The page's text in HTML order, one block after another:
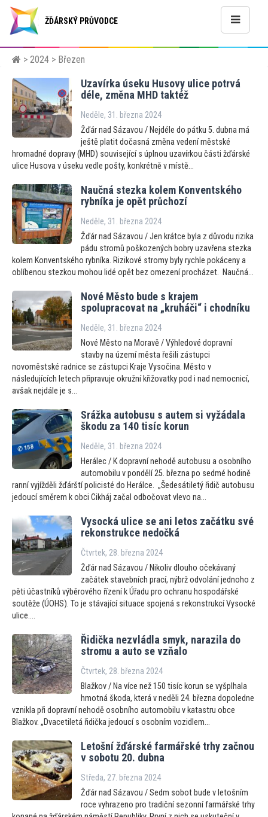
ŽĎÁRSKÝ PRŮVODCE
> 2024 > Březen
Uzavírka úseku Husovy ulice potrvá
déle, změna MHD taktéž
Neděle, 31. března 2024
Žďár nad Sázavou / Nejdéle do pátku 5. dubna má
ještě platit dočasná změna vedení městské
hromadné dopravy (MHD) související s úplnou uzavírkou části žďárské
ulice Husova v úseku vedle pošty, konkrétně v místě...
Naučná stezka kolem Konventského
rybníka je opět průchozí
Neděle, 31. března 2024
Žďár nad Sázavou / Jen krátce byla z důvodu rizika
pádu stromů poškozených bobry uzavřena stezka
kolem Konventského rybníka. Rizikové stromy byly rychle pokáceny a
oblíbenou stezkou mohou lidé opět bez omezení procházet. Naučná...
Nové Město bude s krajem
spolupracovat na „kruháči“ i chodníku
Neděle, 31. března 2024
Nové Město na Moravě / Výhledové dopravní
stavby na území města řešili zástupci
novoměstské radnice se zástupci Kraje Vysočina. Město v
následujících letech připravuje okružní křižovatky pod i nad nemocnicí,
avšak nejdále je s...
Srážka autobusu s autem si vyžádala
škodu za 140 tisíc korun
Neděle, 31. března 2024
Herálec / K dopravní nehodě autobusu a osobního
automobilu v pondělí 25. března po sedmé hodině
ranní vyjížděli žďárští policisté do Herálce. „Šedesátiletý řidič autobusu
jedoucí směrem k obci Cikháj začal odbočovat vlevo na...
Vysocká ulice se ani letos začátku své
rekonstrukce nedočká
Čtvrtek, 28. března 2024
Žďár nad Sázavou / Nikoliv dlouho očekávaný
začátek stavebních prací, nýbrž odvolání jednoho z
pěti účastníků výběrového řízení k Úřadu pro ochranu hospodářské
soutěže (ÚOHS). To je stávající situace spojená s rekonstrukcí Vysocké
ulice....
Řidička nezvládla smyk, narazila do
stromu a auto se vzňalo
Čtvrtek, 28. března 2024
Blažkov / Na více než 150 tisíc korun se vyšplhala
hmotná škoda, která v neděli 24. března dopoledne
vznikla při dopravní nehodě osobního automobilu v katastru obce
Blažkov. „Dvacetiletá řidička jedoucí s osobním vozidlem...
Letošní žďárské farmářské trhy začnou
v sobotu 20. dubna
Středa, 27. března 2024
Žďár nad Sázavou / Sedm sobot bude v letošním
roce vyhrazeno pro tradiční sezonní farmářské trhy